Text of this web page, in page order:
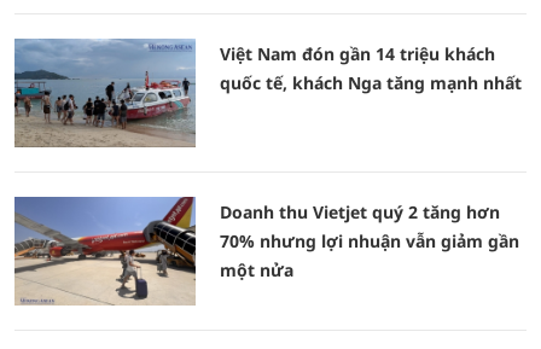
Việt Nam đón gần 14 triệu khách
quốc tế, khách Nga tăng mạnh nhất
Doanh thu Vietjet quý 2 tăng hơn
70% nhưng lợi nhuận vẫn giảm gần
một nửa